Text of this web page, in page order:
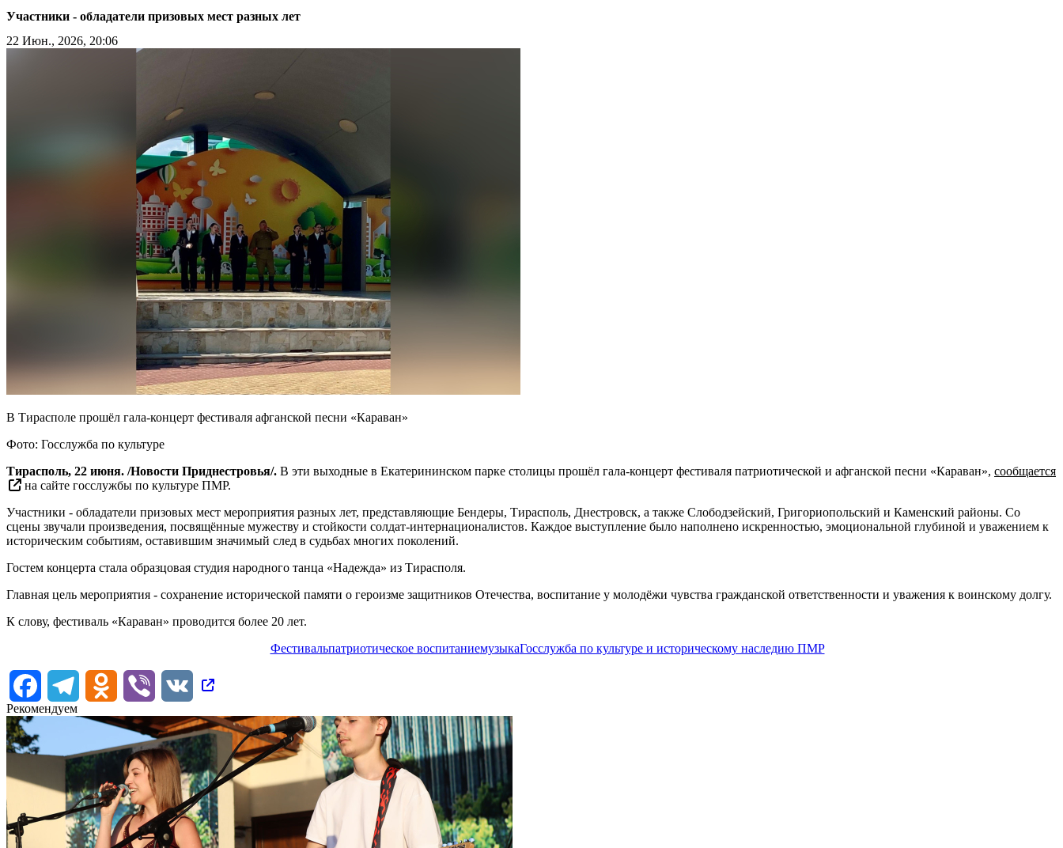
Участники - обладатели призовых мест разных лет
22 Июн., 2026, 20:06
В Тирасполе прошёл гала-концерт фестиваля афганской песни «Караван»
Фото: Госслужба по культуре
Тирасполь, 22 июня. /Новости Приднестровья/. В эти выходные в Екатерининском парке столицы прошёл гала-концерт фестиваля патриотической и афганской песни «Караван», сообщается
на сайте госслужбы по культуре ПМР.
Участники - обладатели призовых мест мероприятия разных лет, представляющие Бендеры, Тирасполь, Днестровск, а также Слободзейский, Григориопольский и Каменский районы. Со
сцены звучали произведения, посвящённые мужеству и стойкости солдат-интернационалистов. Каждое выступление было наполнено искренностью, эмоциональной глубиной и уважением к
историческим событиям, оставившим значимый след в судьбах многих поколений.
Гостем концерта стала образцовая студия народного танца «Надежда» из Тирасполя.
Главная цель мероприятия - сохранение исторической памяти о героизме защитников Отечества, воспитание у молодёжи чувства гражданской ответственности и уважения к воинскому долгу.
К слову, фестиваль «Караван» проводится более 20 лет.
Фестивальпатриотическое воспитаниемузыкаГосслужба по культуре и историческому наследию ПМР
FacebookTelegram Odnoklassniki
Viber
VK
Рекомендуем